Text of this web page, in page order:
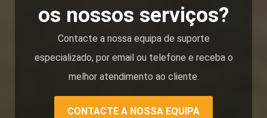
os nossos serviços?
Contacte a nossa equipa de suporte
especializado, por email ou telefone e receba o
melhor atendimento ao cliente.
CONTACTE A NOSSA EQUIPA